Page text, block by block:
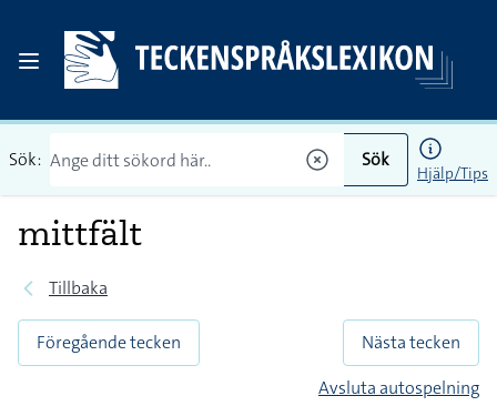
Sök: Sök
Hjälp/Tips
mittfält
Tillbaka
Föregående tecken
Nästa tecken
Avsluta autospelning